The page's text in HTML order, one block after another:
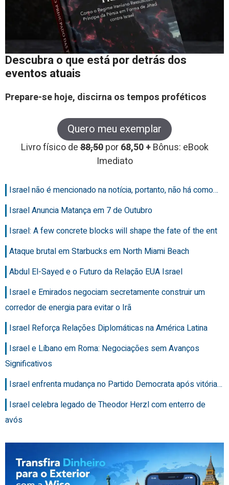
Descubra o que está por detrás dos
eventos atuais
Prepare-se hoje, discirna os tempos proféticos
Quero meu exemplar
Livro físico de88,50 por68,50 +Bônus: eBook
Imediato
Israel não é mencionado na notícia, portanto, não há como…
Israel Anuncia Matança em 7 de Outubro
Israel: A few concrete blocks will shape the fate of the ent
Ataque brutal em Starbucks em North Miami Beach
Abdul El-Sayed e o Futuro da Relação EUA Israel
Israel e Emirados negociam secretamente construir um
corredor de energia para evitar o Irã
Israel Reforça Relações Diplomáticas na América Latina
Israel e Líbano em Roma: Negociações sem Avanços
Significativos
Israel enfrenta mudança no Partido Democrata após vitória…
Israel celebra legado de Theodor Herzl com enterro de
avós